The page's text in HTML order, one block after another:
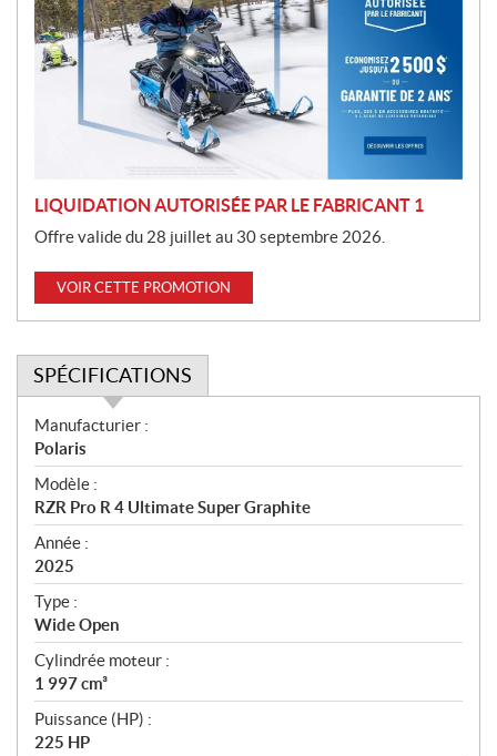
m
o
t
LIQUIDATION AUTORISÉE PAR LE FABRICANT 1
Offre valide du 28 juillet au 30 septembre 2026.
VOIR CETTE PROMOTION
SPÉCIFICATIONS
S
p
é
c
i
f
i
c
a
t
i
o
n
s
Manufacturier :
Polaris
Modèle :
RZR Pro R 4 Ultimate Super Graphite
Année :
2025
Type :
Wide Open
Cylindrée moteur :
1 997 cm³
Puissance (HP) :
225 HP